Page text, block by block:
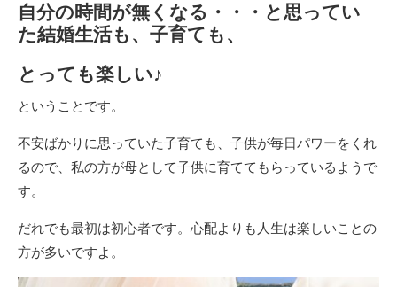
自分の時間が無くなる・・・と思ってい
た結婚生活も、子育ても、
とっても楽しい♪
ということです。
不安ばかりに思っていた子育ても、子供が毎日パワーをくれ
るので、私の方が母として子供に育ててもらっているようで
す。
だれでも最初は初心者です。心配よりも人生は楽しいことの
方が多いですよ。